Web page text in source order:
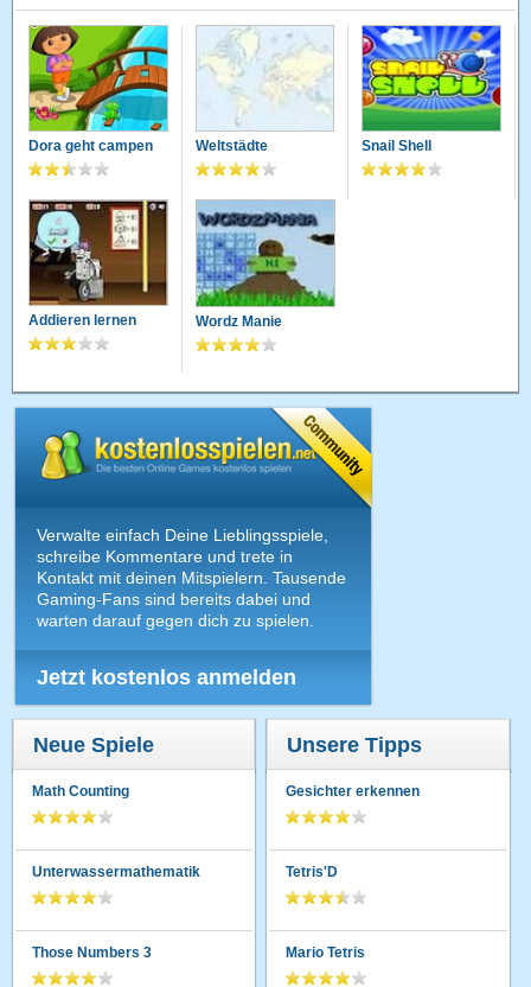
Dora geht campen Weltstädte Snail Shell
Addieren lernen Wordz Manie
Verwalte einfach Deine Lieblingsspiele,
schreibe Kommentare und trete in
Kontakt mit deinen Mitspielern. Tausende
Gaming-Fans sind bereits dabei und
warten darauf gegen dich zu spielen.
Jetzt kostenlos anmelden
Neue Spiele
Math Counting
Unterwassermathematik
Those Numbers 3
Unsere Tipps
Gesichter erkennen
Tetris'D
Mario Tetris